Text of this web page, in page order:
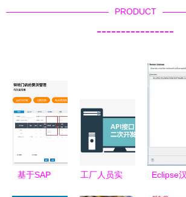
PRODUCT
----------------
基于SAP
工厂人员实
Eclipse汉